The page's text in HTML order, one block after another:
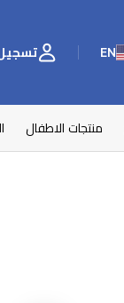
EN تسجيل
منتجات الاطفال